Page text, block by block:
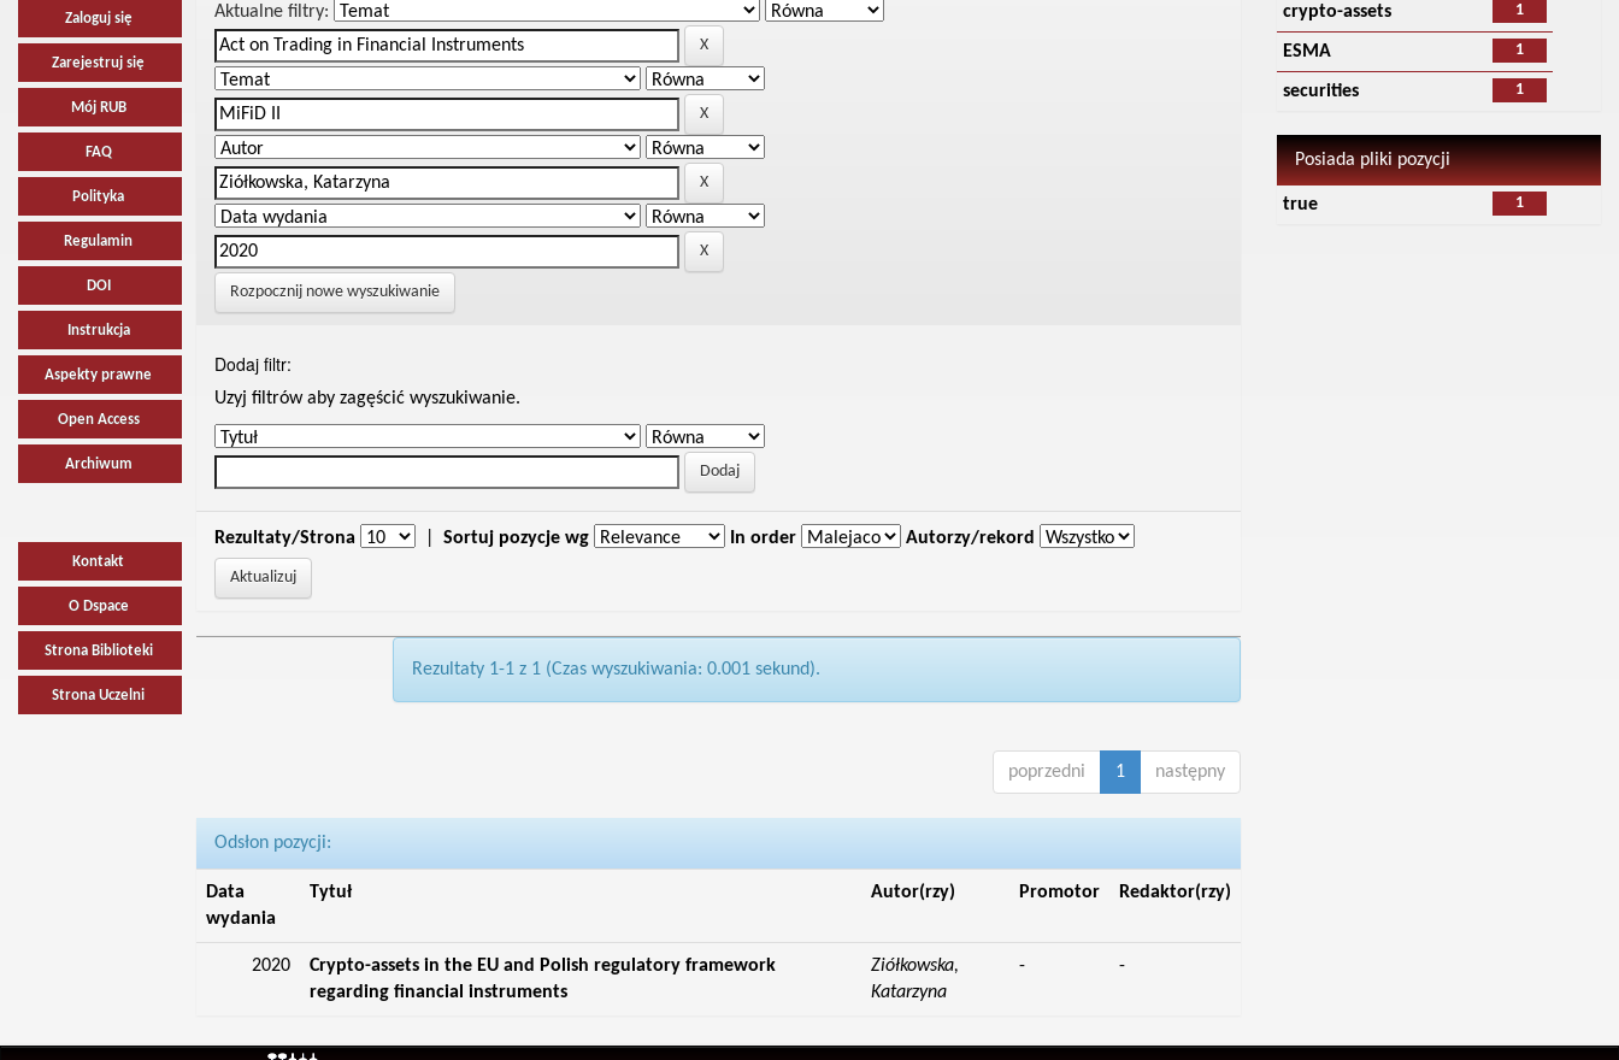
Zaloguj się
Zarejestruj się
Mój RUB
FAQ
Polityka
Regulamin
DOI
Instrukcja
Aspekty prawne
Open Access
Archiwum
Kontakt
O Dspace
Strona Biblioteki
Strona Uczelni
Aktualne filtry:
Rozpocznij nowe wyszukiwanie
Dodaj filtr:
Uzyj filtrów aby zagęścić wyszukiwanie.
Rezultaty/Strona Sortuj pozycje wg In order Autorzy/rekord
Rezultaty 1-1 z 1 (Czas wyszukiwania: 0.001 sekund).
poprzedni 1 następny
Odsłon pozycji:
Data
wydania
Tytuł Autor(rzy) Promotor Redaktor(rzy)
2020
Crypto-assets in the EU and Polish regulatory framework
regarding financial instruments
Ziółkowska,
Katarzyna
- -
1
crypto-assets
1
ESMA
1
securities
Posiada pliki pozycji
1
true